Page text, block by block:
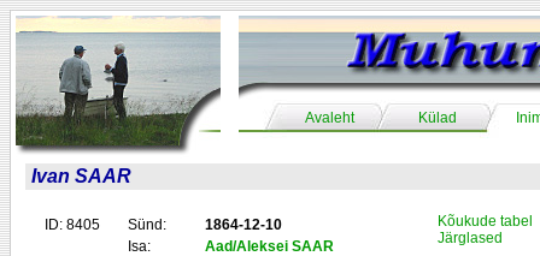
Avaleht Külad
Ivan SAAR
ID: 8405 Sünd:
1864-12-10
Isa:
Aad/Aleksei SAAR
Kõukude tabel
Järglased